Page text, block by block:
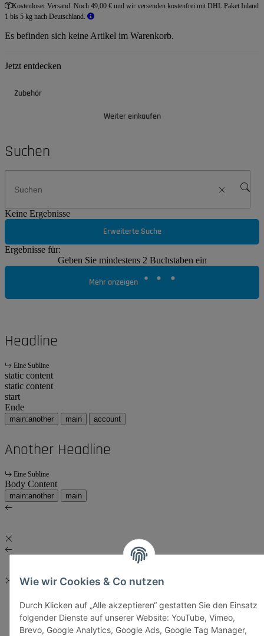
Wie wir Cookies & Co nutzen
Durch Klicken auf „Alle akzeptieren“ gestatten Sie den Einsatz
folgender Dienste auf unserer Website: YouTube, Vimeo,
Brevo, Google Analytics, Google Ads, Google Tag Manager,
Kostenloser Versand: Noch 49,00 € und wir versenden kostenfrei mit DHL Paket Inland
1 bis 5 kg nach Deutschland.
Es befinden sich keine Artikel im Warenkorb.
Jetzt entdecken
Zubehör
Weiter einkaufen
Suchen
Keine Ergebnisse
Erweiterte Suche
Ergebnisse für:
Geben Sie mindestens 2 Buchstaben ein
Mehr anzeigen
Headline
Eine Subline
static content
static content
start
Ende
main:another main account
Another Headline
Eine Subline
Body Content
main:another main